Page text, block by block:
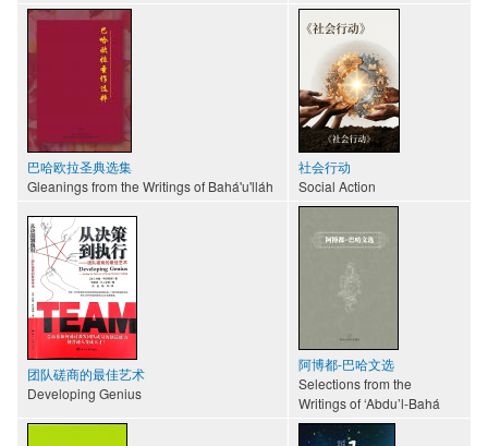
巴哈欧拉圣典选集
Gleanings from the Writings of Bahá'u'lláh
社会行动
Social Action
团队磋商的最佳艺术
Developing Genius
阿博都-巴哈文选
Selections from the
Writings of ‘Abdu’l-Bahá